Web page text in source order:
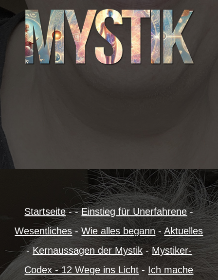
Startseite- -Einstieg für Unerfahrene-
Wesentliches-Wie alles begann-Aktuelles
- Kernaussagen der Mystik-Mystiker-
Codex - 12 Wege ins Licht- Ich mache